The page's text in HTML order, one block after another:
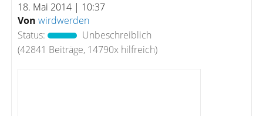
18. Mai 2014 | 10:37
Von wirdwerden
Status:
Unbeschreiblich
(42841 Beiträge, 14790x hilfreich)